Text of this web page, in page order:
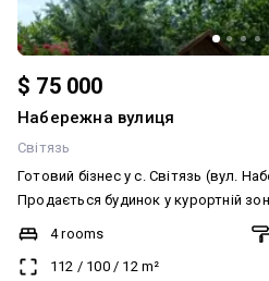
$ 75 000
Набережна вулиця
Світязь
Готовий бізнес у с. Світязь (вул.
Продається будинок у курортній
варіант для ведення туристичного
будинку — 112 м² • Земельна ділянка — 6 соток • 4 окремі кімнати
4 rooms
112 / 100/ 12m²